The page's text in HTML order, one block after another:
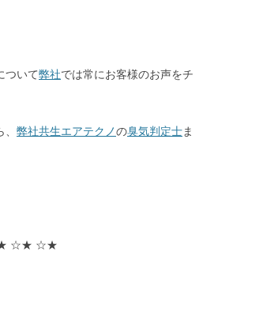
ついて弊社では常にお客様のお声をチ
弊社共生エアテクノの臭気判定士ま
☆★ ☆★